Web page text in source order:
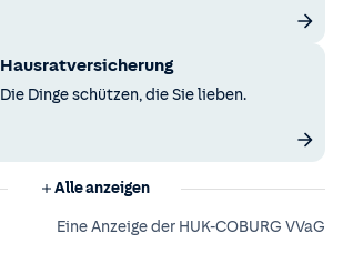
Hausratversicherung
Die Dinge schützen, die Sie lieben.
Alle anzeigen
Eine Anzeige der HUK-COBURG VVaG